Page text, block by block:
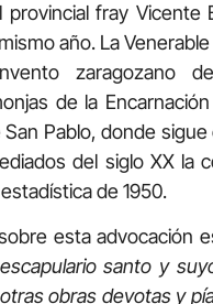
fray Vicente
año. La
zaragozano
de la
Pablo, donde
del siglo XX la
de 1950.
esta advocación
santo y
obras devotas y